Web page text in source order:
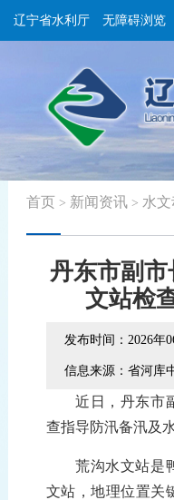
辽宁省水利厅 无障碍浏览
首页 > 新闻资讯> 水
丹东市副
文站检
发布时间：2026年
信息来源：省河库
近日，丹东市
查指导防汛备汛及
荒沟水文站是
文站 ，地理位置关